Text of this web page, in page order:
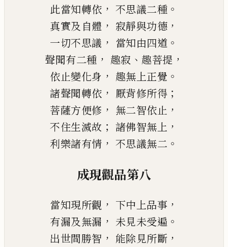
此當知轉依 ， 不思議二種 。
真實及自體 ， 寂靜與功德 ，
一切不思議 ， 當知由四道 。
聲聞有二種 ， 趣寂 、 趣菩提 ，
依止變化身 ， 趣無上正覺 。
諸聲聞轉依 ， 厭背修所得 ；
菩薩方便修 ， 無二智依止 ，
不住生滅故 ； 諸佛智無上 ，
利樂諸有情 ， 不思議無二 。
成現觀品第八
當知現所觀 ， 下中上品事 ，
有漏及無漏 ， 未見未受遍 。
出世間勝智 ， 能除見所斷 ，